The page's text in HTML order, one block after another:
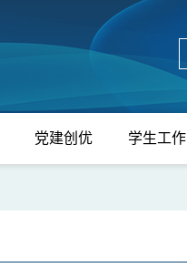
党建创优 学生工作